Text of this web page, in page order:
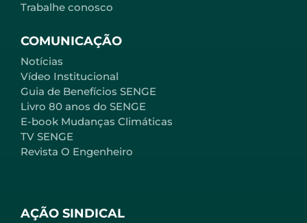
AÇÃO SINDICAL
Trabalhe conosco
COMUNICAÇÃO
Notícias
Vídeo Institucional
Guia de Benefícios SENGE
Livro 80 anos do SENGE
E-book Mudanças Climáticas
TV SENGE
Revista O Engenheiro